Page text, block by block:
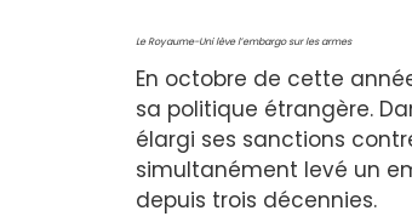
Le Royaume-Uni lève l’embargo sur les armes
En octobre de cette
sa politique étrangère.
élargi ses sanctions
simultanément levé un
depuis trois décennies.